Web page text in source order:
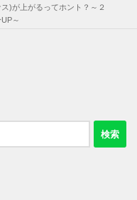
)が上がるってホント？～２
～